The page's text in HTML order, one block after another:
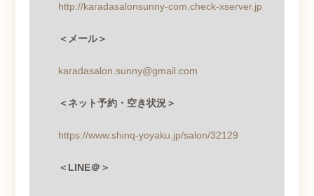
http://karadasalonsunny-com.check-xserver.jp
＜メール＞
karadasalon.sunny@gmail.com
＜ネット予約・空き状況＞
https://www.shinq-yoyaku.jp/salon/32129
＜ LINE＠＞